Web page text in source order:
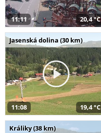
11:11 20,4 °C
Jasenská dolina (30 km)
11:08 19,4 °C
Králiky (38 km)